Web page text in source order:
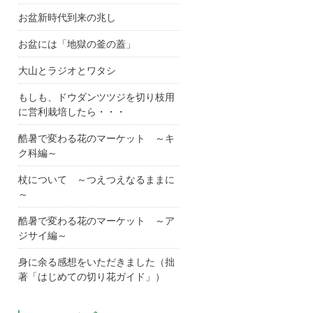
お盆新時代到来の兆し
お盆には「地獄の釜の蓋」
大山とラジオとワタシ
もしも、ドウダンツツジを切り枝用
に営利栽培したら・・・
酷暑で変わる花のマーケット ～キ
ク科編～
杖について ～つえつえなるままに
～
酷暑で変わる花のマーケット ～ア
ジサイ編～
身に余る感想をいただきました（拙
著「はじめての切り花ガイド」）